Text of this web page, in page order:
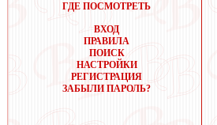
ГДЕ ПОСМОТРЕТЬ
ВХОД
ПРАВИЛА
ПОИСК
НАСТРОЙКИ
РЕГИСТРАЦИЯ
ЗАБЫЛИ ПАРОЛЬ?